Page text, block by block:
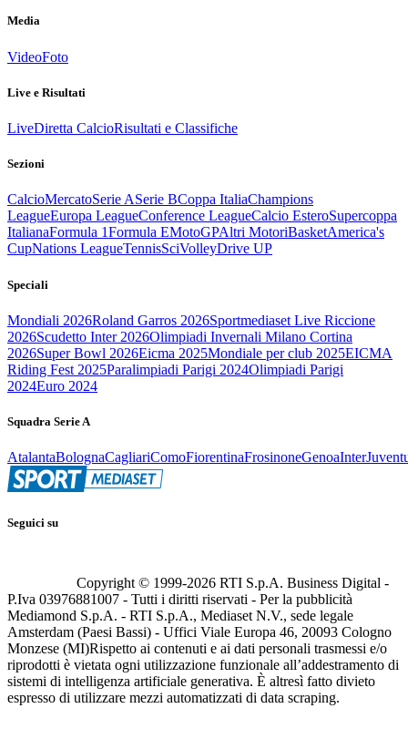
Media
VideoFoto
Live e Risultati
LiveDiretta CalcioRisultati e Classifiche
Sezioni
CalcioMercatoSerie ASerie BCoppa ItaliaChampions
LeagueEuropa LeagueConference LeagueCalcio EsteroSupercoppa
ItalianaFormula 1Formula EMotoGPAltri MotoriBasketAmerica's
CupNations LeagueTennisSciVolleyDrive UP
Speciali
Mondiali 2026Roland Garros 2026Sportmediaset Live Riccione
2026Scudetto Inter 2026Olimpiadi Invernali Milano Cortina
2026Super Bowl 2026Eicma 2025Mondiale per club 2025EICMA
Riding Fest 2025Paralimpiadi Parigi 2024Olimpiadi Parigi
2024Euro 2024
Squadra Serie A
AtalantaBolognaCagliariComoFiorentinaFrosinoneGenoaInter
Seguici su
Copyright © 1999-2026 RTI S.p.A. Business Digital -
P.Iva 03976881007 - Tutti i diritti riservati - Per la pubblicità
Mediamond S.p.A. - RTI S.p.A., Mediaset N.V., sede legale
Amsterdam (Paesi Bassi) - Uffici Viale Europa 46, 20093 Cologno
Monzese (MI)Rispetto ai contenuti e ai dati personali trasmessi e/o
riprodotti è vietata ogni utilizzazione funzionale all’addestramento di
sistemi di intelligenza artificiale generativa. È altresì fatto divieto
espresso di utilizzare mezzi automatizzati di data scraping.